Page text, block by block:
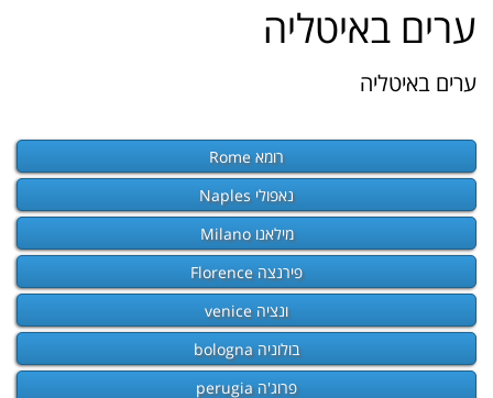
ערים באיטליה
ערים באיטליה
רומא Rome
נאפולי Naples
מילאנו Milano
פירנצה Florence
ונציה venice
בולוניה bologna
פרוג'ה perugia